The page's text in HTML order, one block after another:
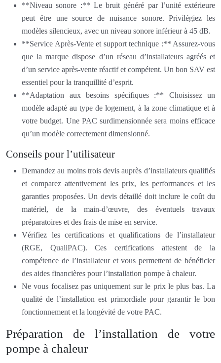
**Niveau sonore :** Le bruit généré par l’unité extérieure
peut être une source de nuisance sonore. Privilégiez les
modèles silencieux, avec un niveau sonore inférieur à 45 dB.
**Service Après-Vente et support technique :** Assurez-vous
que la marque dispose d’un réseau d’installateurs agréés et
d’un service après-vente réactif et compétent. Un bon SAV est
essentiel pour la tranquillité d’esprit.
**Adaptation aux besoins spécifiques :** Choisissez un
modèle adapté au type de logement, à la zone climatique et à
votre budget. Une PAC surdimensionnée sera moins efficace
qu’un modèle correctement dimensionné.
Conseils pour l’utilisateur
Demandez au moins trois devis auprès d’installateurs qualifiés
et comparez attentivement les prix, les performances et les
garanties proposées. Un devis détaillé doit inclure le coût du
matériel, de la main-d’œuvre, des éventuels travaux
préparatoires et des frais de mise en service.
Vérifiez les certifications et qualifications de l’installateur
(RGE, QualiPAC). Ces certifications attestent de la
compétence de l’installateur et vous permettent de bénéficier
des aides financières pour l’installation pompe à chaleur.
Ne vous focalisez pas uniquement sur le prix le plus bas. La
qualité de l’installation est primordiale pour garantir le bon
fonctionnement et la longévité de votre PAC.
Préparation de l’installation de votre
pompe à chaleur